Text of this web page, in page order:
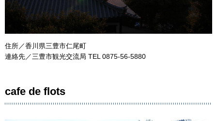
住所／香川県三豊市仁尾町
連絡先／三豊市観光交流局 TEL 0875-56-5880
cafe de flots